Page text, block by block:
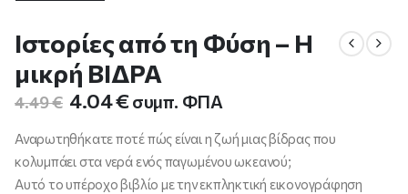
Ιστορίες από τη Φύση – Η
μικρή ΒΙΔΡΑ
4.49€ Original
was:
4.49 €.
4.04€Η
τρέχουσα
τιμή
είναι:
4.04 €.
συμπ. ΦΠΑ
Αναρωτηθήκατε ποτέ πώς είναι η ζωή μιας βίδρας που
κολυμπάει στα νερά ενός παγωμένου ωκεανού;
Αυτό το υπέροχο βιβλίο με την εκπληκτική εικονογράφηση